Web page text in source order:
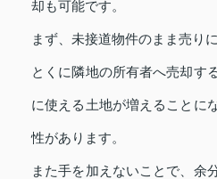
却も可能です。
まず、未接道物件のまま売り
とくに隣地の所有者へ売却す
に使える土地が増えることに
性があります。
また手を加えないことで、余